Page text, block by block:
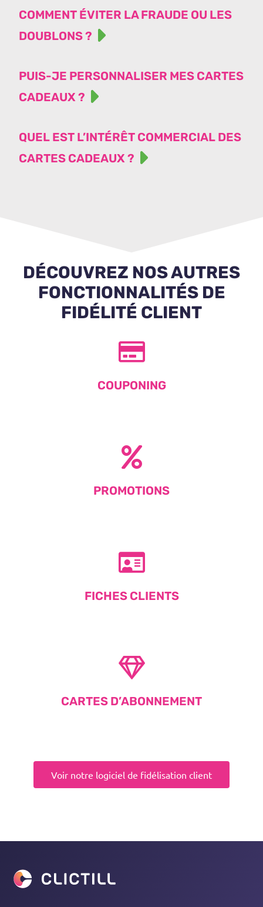
COMMENT ÉVITER LA FRAUDE OU LES
DOUBLONS ?
PUIS-JE PERSONNALISER MES CARTES
CADEAUX ?
QUEL EST L’INTÉRÊT COMMERCIAL DES
CARTES CADEAUX ?
DÉCOUVREZ NOS AUTRES
FONCTIONNALITÉS DE
FIDÉLITÉ CLIENT
COUPONING
PROMOTIONS
FICHES CLIENTS
CARTES D’ABONNEMENT
Voir notre logiciel de fidélisation client